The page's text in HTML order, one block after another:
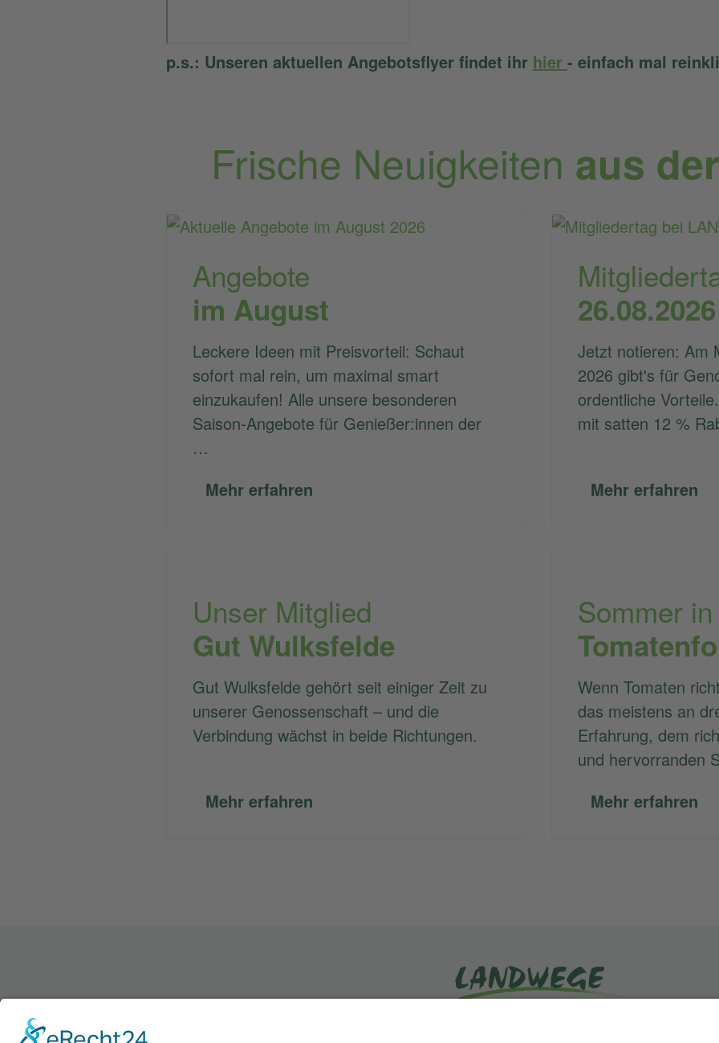
p.s.: Unseren aktuellen Angebotsflyer findet ihr hier - einfach mal
Frische Neuigkeiten aus
Angebote
im August
Leckere Ideen mit Preisvorteil: Schaut
sofort mal rein, um maximal smart
einzukaufen! Alle unsere besonderen
Saison-Angebote für Genießer:innen der
…
Mehr erfahren
26.08.2026
Jetzt notieren: Am
2026 gibt's für
ordentliche
mit satten 12 %
Mehr erfahren
Unser Mitglied
Gut Wulksfelde
Gut Wulksfelde gehört seit einiger Zeit zu
unserer Genossenschaft – und die
Verbindung wächst in beide Richtungen.
Mehr erfahren
Sommer in
Wenn Tomaten
das meistens an
Erfahrung, dem
und hervorranden
Mehr erfahren